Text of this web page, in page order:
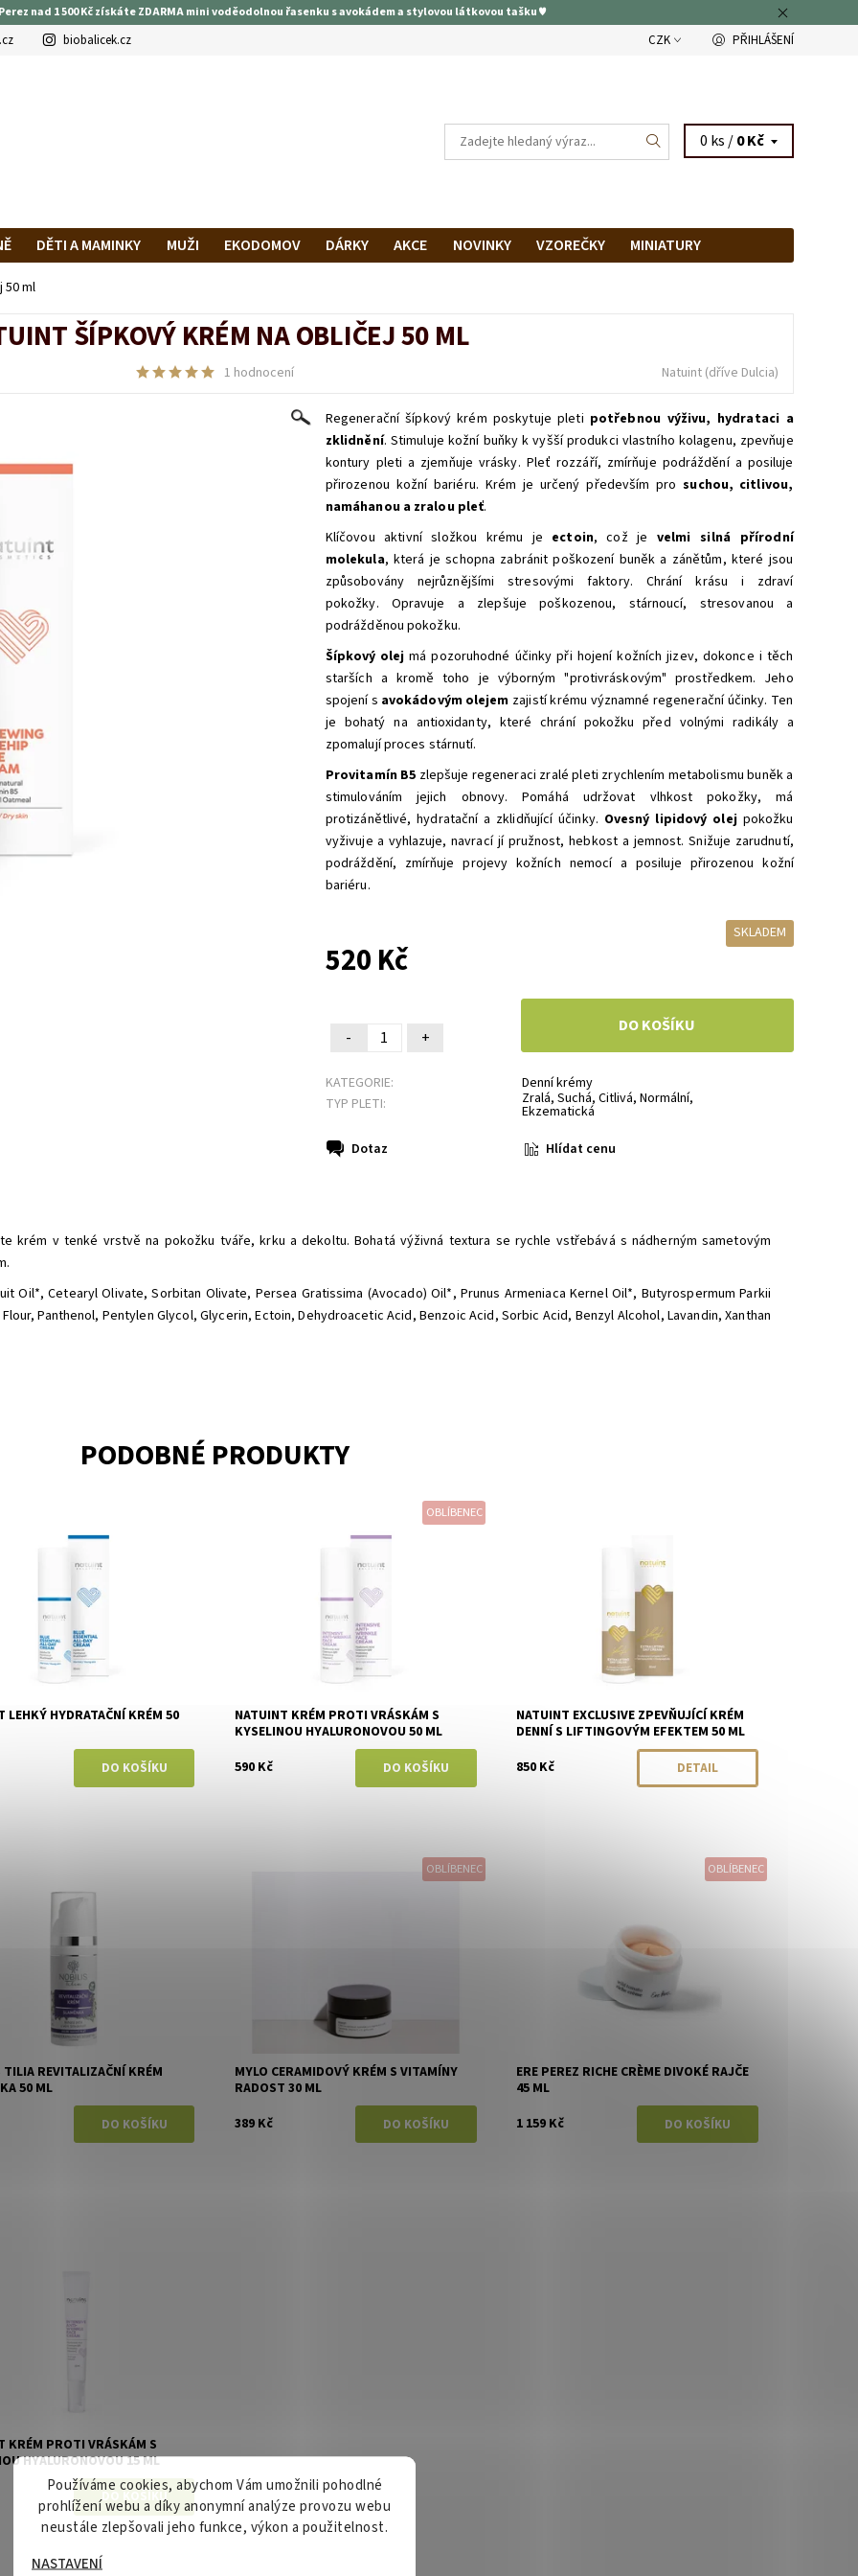
nad 1 500 Kč získáte ZDARMA mini voděodolnou řasenku s avokádem a stylovou látkovou tašku ♥
biobalicek.cz CZK PŘIHLÁŠENÍ
0 ks /0 Kč
DĚTI A MAMINKY MUŽI EKODOMOV DÁRKY AKCE NOVINKY VZOREČKY
MINIATURY
A PLATBA
50 ml
ŠÍPKOVÝ KRÉM NA OBLIČEJ 50 ML
1 hodnocení Natuint (dříve Dulcia)
Regenerační šípkový krém poskytuje pleti potřebnou výživu, hydrataci a
zklidnění. Stimuluje kožní buňky k vyšší produkci vlastního kolagenu, zpevňuje
kontury pleti a zjemňuje vrásky. Pleť rozzáří, zmírňuje podráždění a posiluje
přirozenou kožní bariéru. Krém je určený především prosuchou, citlivou,
namáhanou a zralou pleť.
Klíčovou aktivní složkou krému je ectoin, což je velmi silná přírodní
molekula, která je schopna zabránit poškození buněk a zánětům, které jsou
způsobovány nejrůznějšími stresovými faktory. Chrání krásu i zdraví
pokožky. Opravuje a zlepšuje poškozenou, stárnoucí, stresovanou a
podrážděnou pokožku.
Šípkový olej má pozoruhodné účinky při hojení kožních jizev, dokonce i těch
starších a kromě toho je výborným "protivráskovým" prostředkem. Jeho
spojení s avokádovým olejem zajistí krému významné regenerační účinky. Ten
je bohatý na antioxidanty, které chrání pokožku před volnými radikály a
zpomalují proces stárnutí.
Provitamín B5 zlepšuje regeneraci zralé pleti zrychlením metabolismu buněk a
stimulováním jejich obnovy. Pomáhá udržovat vlhkost pokožky, má
protizánětlivé, hydratační a zklidňující účinky. Ovesný lipidový olejpokožku
vyživuje a vyhlazuje, navrací jí pružnost, hebkost a jemnost. Snižuje zarudnutí,
podráždění, zmírňuje projevy kožních nemocí a posiluje přirozenou kožní
bariéru.
SKLADEM
520 Kč
- +
KATEGORIE:
Denní krémy
TYP PLETI:
Zralá, Suchá, Citlivá, Normální,
Ekzematická
Dotaz
Hlídat cenu
krém v tenké vrstvě na pokožku tváře, krku a dekoltu. Bohatá výživná textura se rychle vstřebává s nádherným sametovým
Oil*, Cetearyl Olivate, Sorbitan Olivate, Persea Gratissima (Avocado) Oil*, Prunus Armeniaca Kernel Oil*, Butyrospermum Parkii
Panthenol, Pentylen Glycol, Glycerin, Ectoin, Dehydroacetic Acid, Benzoic Acid, Sorbic Acid, Benzyl Alcohol, Lavandin, Xanthan
PODOBNÉ PRODUKTY
Natuint (dříve Dulcia)
LEHKÝ HYDRATAČNÍ KRÉM 50
OBLÍBENEC
Natuint (dříve Dulcia)
NATUINT KRÉM PROTI VRÁSKÁM S
KYSELINOU HYALURONOVOU 50 ML
590 Kč
NATUINT EXCLUSIVE ZPEVŇUJÍCÍ KRÉM
DENNÍ S LIFTINGOVÝM EFEKTEM 50 ML
850 Kč
DETAIL
Nobilis Tilia
REVITALIZAČNÍ KRÉM
50 ML
OBLÍBENEC
MYLO CERAMIDOVÝ KRÉM S VITAMÍNY
RADOST 30 ML
389 Kč
OBLÍBENEC
ERE PEREZ RICHE CRÈME DIVOKÉ RAJČE
45 ML
1 159 Kč
KRÉM PROTI VRÁSKÁM S
HYALURONOVOU 15 ML
Používáme cookies, abychom Vám umožnili pohodlné
prohlížení webu a díky anonymní analýze provozu webu
neustále zlepšovali jeho funkce, výkon a použitelnost.
NASTAVENÍ